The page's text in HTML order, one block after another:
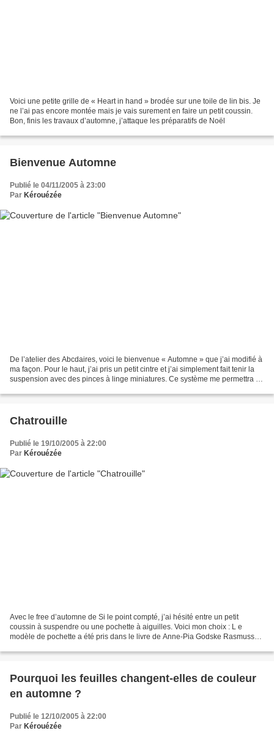
Voici une petite grille de « Heart in hand » brodée sur une toile de lin bis. Je
ne l’ai pas encore montée mais je vais surement en faire un petit coussin.
Bon, finis les travaux d’automne, j’attaque les préparatifs de Noël
Bienvenue Automne
Publié le 04/11/2005 à 23:00
Par Kérouézée
De l’atelier des Abcdaires, voici le bienvenue « Automne » que j’ai modifié à
ma façon. Pour le haut, j’ai pris un petit cintre et j’ai simplement fait tenir la
suspension avec des pinces à linge miniatures. Ce système me permettra de
Chatrouille
Publié le 19/10/2005 à 22:00
Par Kérouézée
Avec le free d’automne de Si le point compté, j’ai hésité entre un petit
coussin à suspendre ou une pochette à aiguilles. Voici mon choix : L e
modèle de pochette a été pris dans le livre de Anne-Pia Godske Rasmussen
Pourquoi les feuilles changent-elles de couleur
en automne ?
Publié le 12/10/2005 à 22:00
Par Kérouézée